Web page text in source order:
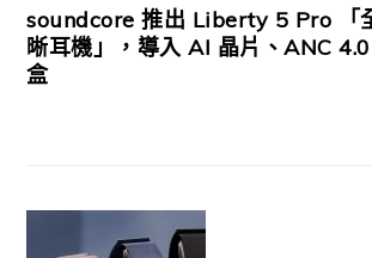
soundcore 推出 Liberty 5 Pro 「
晰耳機」，導入 AI 晶片、ANC
盒